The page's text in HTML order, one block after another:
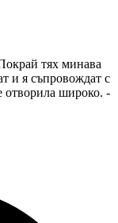
тях минава
и я съпровождат с
отворила широко. -